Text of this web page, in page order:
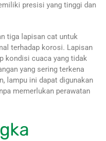
presisi yang tinggi dan
tiga lapisan cat untuk
terhadap korosi. Lapisan
kondisi cuaca yang tidak
yang sering terkena
lampu ini dapat digunakan
memerlukan perawatan